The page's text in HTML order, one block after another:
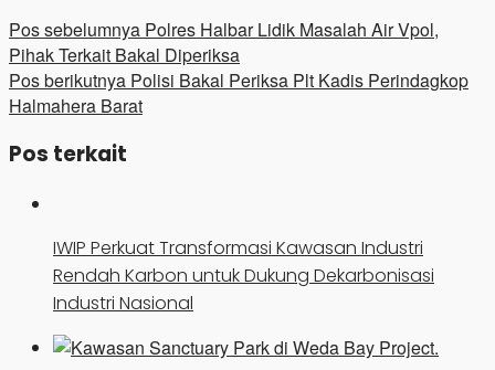
Pos sebelumnya Polres Halbar Lidik Masalah Air Vpol,
Pihak Terkait Bakal Diperiksa
Pos berikutnya Polisi Bakal Periksa Plt Kadis Perindagkop
Halmahera Barat
Pos terkait
IWIP Perkuat Transformasi Kawasan Industri
Rendah Karbon untuk Dukung Dekarbonisasi
Industri Nasional